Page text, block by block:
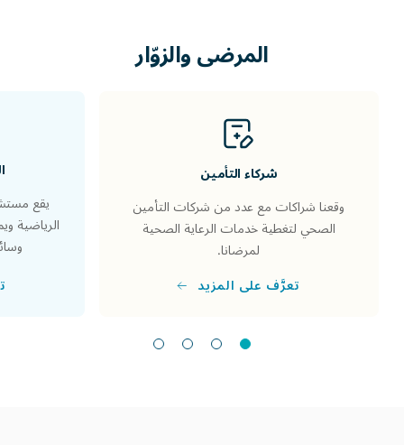
المرضى والزوّار
شركاء التأمين
وقعنا شراكات مع عدد من شركات التأمين
الصحي لتغطية خدمات الرعاية الصحية
لمرضانا.
تعرَّف على المزيد
يقع
الرياضية